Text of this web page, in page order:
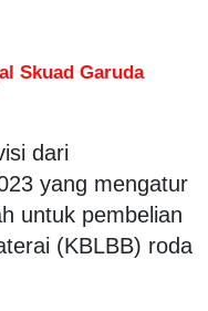
Skuad Garuda
dari
yang mengatur
untuk pembelian
(KBLBB) roda